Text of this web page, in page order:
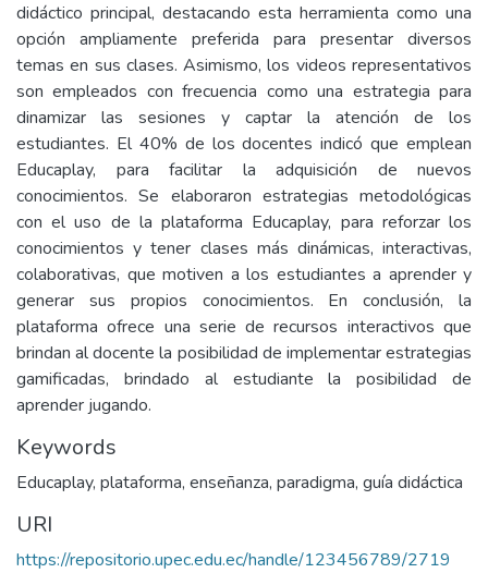
didáctico principal, destacando esta herramienta como una
opción ampliamente preferida para presentar diversos
temas en sus clases. Asimismo, los videos representativos
son empleados con frecuencia como una estrategia para
dinamizar las sesiones y captar la atención de los
estudiantes. El 40% de los docentes indicó que emplean
Educaplay, para facilitar la adquisición de nuevos
conocimientos. Se elaboraron estrategias metodológicas
con el uso de la plataforma Educaplay, para reforzar los
conocimientos y tener clases más dinámicas, interactivas,
colaborativas, que motiven a los estudiantes a aprender y
generar sus propios conocimientos. En conclusión, la
plataforma ofrece una serie de recursos interactivos que
brindan al docente la posibilidad de implementar estrategias
gamificadas, brindado al estudiante la posibilidad de
aprender jugando.
Keywords
Educaplay, plataforma, enseñanza, paradigma, guía didáctica
URI
https://repositorio.upec.edu.ec/handle/123456789/2719